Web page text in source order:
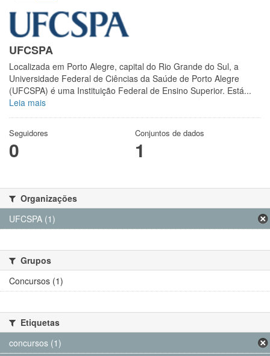
UFCSPA
Localizada em Porto Alegre, capital do Rio Grande do Sul, a
Universidade Federal de Ciências da Saúde de Porto Alegre
(UFCSPA) é uma Instituição Federal de Ensino Superior. Está...
Leia mais
Seguidores
0
Conjuntos de dados
1
Organizações
UFCSPA (1)
Grupos
Concursos (1)
Etiquetas
concursos (1)